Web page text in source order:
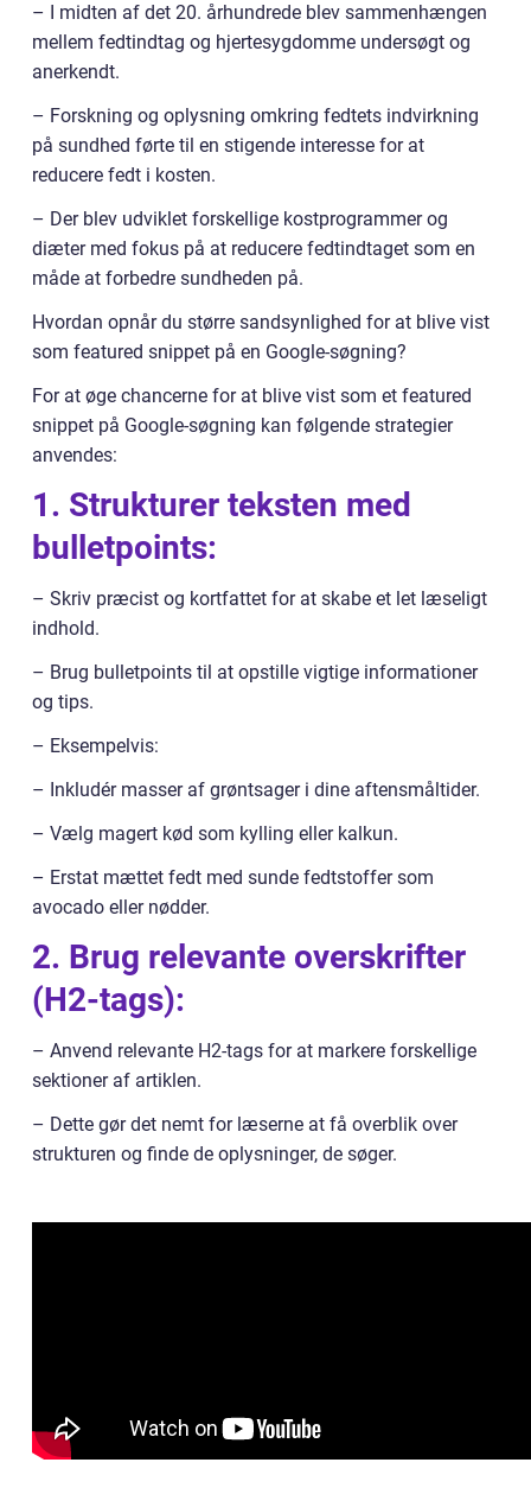
– I midten af det 20. århundrede blev sammenhængen
mellem fedtindtag og hjertesygdomme undersøgt og
anerkendt.
– Forskning og oplysning omkring fedtets indvirkning
på sundhed førte til en stigende interesse for at
reducere fedt i kosten.
– Der blev udviklet forskellige kostprogrammer og
diæter med fokus på at reducere fedtindtaget som en
måde at forbedre sundheden på.
Hvordan opnår du større sandsynlighed for at blive vist
som featured snippet på en Google-søgning?
For at øge chancerne for at blive vist som et featured
snippet på Google-søgning kan følgende strategier
anvendes:
1. Strukturer teksten med
bulletpoints:
– Skriv præcist og kortfattet for at skabe et let læseligt
indhold.
– Brug bulletpoints til at opstille vigtige informationer
og tips.
– Eksempelvis:
– Inkludér masser af grøntsager i dine aftensmåltider.
– Vælg magert kød som kylling eller kalkun.
– Erstat mættet fedt med sunde fedtstoffer som
avocado eller nødder.
2. Brug relevante overskrifter
(H2-tags):
– Anvend relevante H2-tags for at markere forskellige
sektioner af artiklen.
– Dette gør det nemt for læserne at få overblik over
strukturen og finde de oplysninger, de søger.